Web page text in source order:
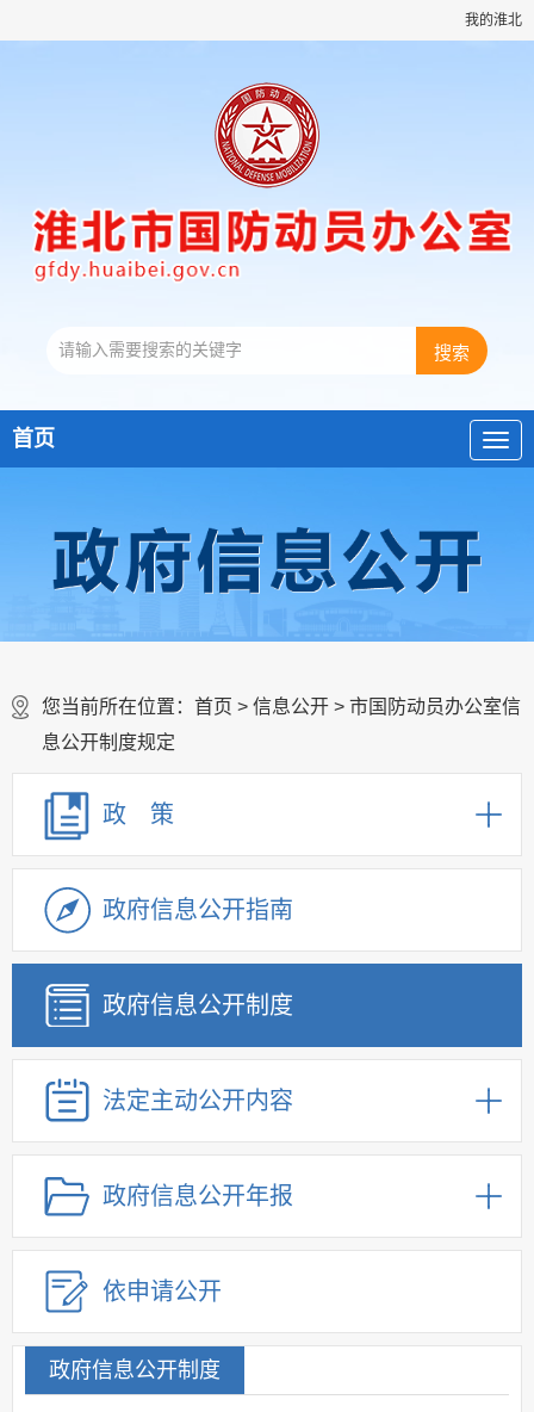
我的淮北
首页
您当前所在位置： 首页 > 信息公开 > 市国防动员办公室信
息公开制度规定
政 策
政府信息公开指南
政府信息公开制度
法定主动公开内容
政府信息公开年报
依申请公开
政府信息公开制度